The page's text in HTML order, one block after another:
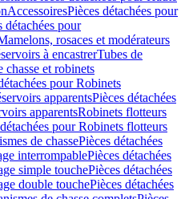
AccessoiresPièces détachées pour
détachées pour
rosaces et modérateurs
à encastrerTubes de
chasse et robinets
pour Robinets
apparentsPièces détachées
apparentsRobinets flotteurs
pour Robinets flotteurs
de chassePièces détachées
interrompablePièces détachées
simple touchePièces détachées
double touchePièces détachées